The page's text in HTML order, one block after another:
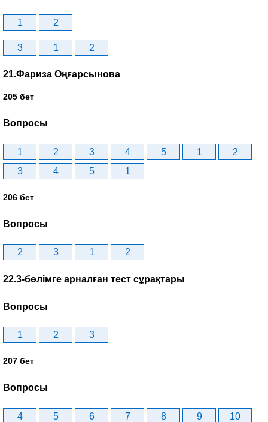
1 2
3 1 2
21.Фариза Оңғарсынова
205 бет
Вопросы
1 2 3 4 5 1
2
3
4 5 1
206 бет
Вопросы
2 3 1 2
22.3-бөлімге арналған тест сұрақтары
Вопросы
1 2 3
207 бет
Вопросы
4 5 6 7 8 9
10